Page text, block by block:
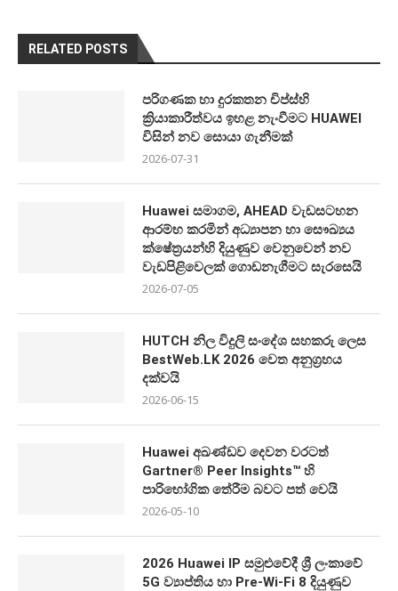
RELATED POSTS
පරිගණක හා දුරකතන චිප්ස්හි
ක්‍රියාකාරීත්වය ඉහළ නැංවීමට HUAWEI
විසින් නව සොයා ගැනීමක්
2026-07-31
Huawei සමාගම, AHEAD වැඩසටහන
ආරම්භ කරමින් අධ්‍යාපන හා සෞඛ්‍යය
ක්ෂේත්‍රයන්හි දියුණුව වෙනුවෙන් නව
වැඩපිළිවෙලක් ගොඩනැගීමට සැරසෙයි
2026-07-05
HUTCH නිල විදුලි සංදේශ සහකරු ලෙස
BestWeb.LK 2026 වෙත අනුග්‍රහය
දක්වයි
2026-06-15
Huawei අඛණ්ඩව දෙවන වරටත්
Gartner® Peer Insights™ හි
පාරිභෝගික තේරීම බවට පත් වෙයි
2026-05-10
2026 Huawei IP සමුළුවේදී ශ්‍රී ලංකාවේ
5G ව්‍යාප්තිය හා Pre-Wi-Fi 8 දියුණුව